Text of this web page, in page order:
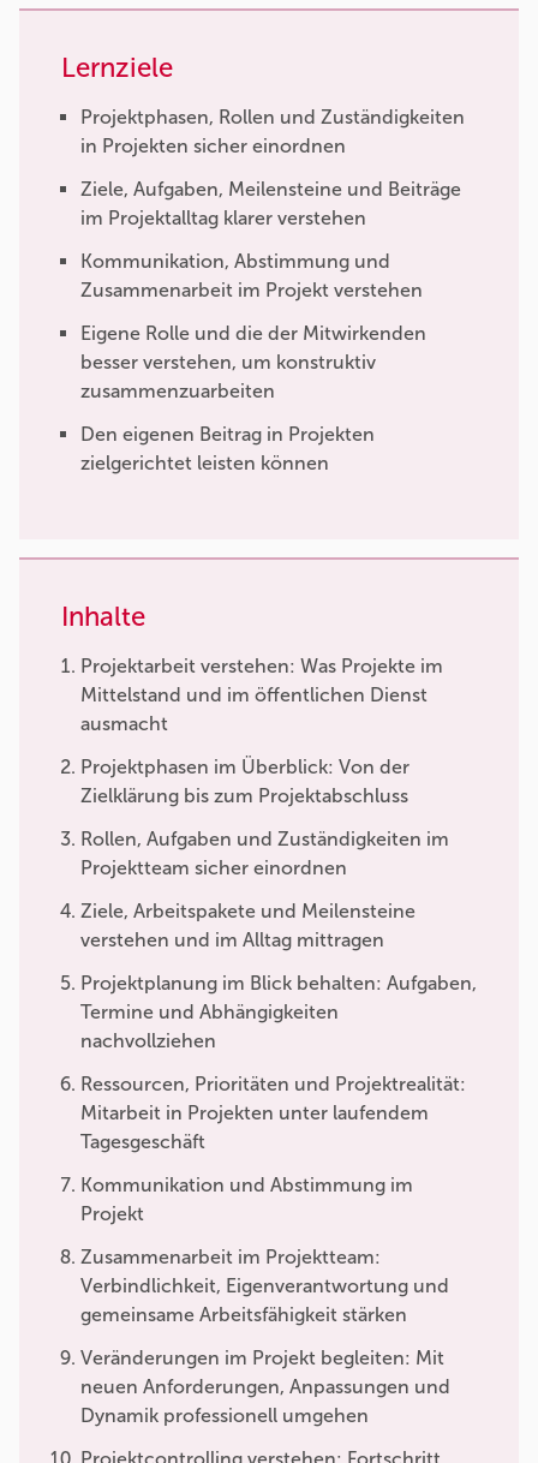
Lernziele
Projektphasen, Rollen und Zuständigkeiten
in Projekten sicher einordnen
Ziele, Aufgaben, Meilensteine und Beiträge
im Projektalltag klarer verstehen
Kommunikation, Abstimmung und
Zusammenarbeit im Projekt verstehen
Eigene Rolle und die der Mitwirkenden
besser verstehen, um konstruktiv
zusammenzuarbeiten
Den eigenen Beitrag in Projekten
zielgerichtet leisten können
Inhalte
Projektarbeit verstehen: Was Projekte im
Mittelstand und im öffentlichen Dienst
ausmacht
Projektphasen im Überblick: Von der
Zielklärung bis zum Projektabschluss
Rollen, Aufgaben und Zuständigkeiten im
Projektteam sicher einordnen
Ziele, Arbeitspakete und Meilensteine
verstehen und im Alltag mittragen
Projektplanung im Blick behalten: Aufgaben,
Termine und Abhängigkeiten
nachvollziehen
Ressourcen, Prioritäten und Projektrealität:
Mitarbeit in Projekten unter laufendem
Tagesgeschäft
Kommunikation und Abstimmung im
Projekt
Zusammenarbeit im Projektteam:
Verbindlichkeit, Eigenverantwortung und
gemeinsame Arbeitsfähigkeit stärken
Veränderungen im Projekt begleiten: Mit
neuen Anforderungen, Anpassungen und
Dynamik professionell umgehen